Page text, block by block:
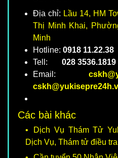
Địa chỉ: Lầu 14, HM
Thị Minh Khai,
Minh
Hotline: 0918 11.22.38
Tell:
028 3536.1819
Email:
Các bài khác
Dịch Vụ Thám Tử
Dịch Vụ, Thám tử điều